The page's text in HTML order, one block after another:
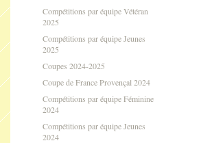
Compétitions par équipe Vétéran
2025
Compétitions par équipe Jeunes
2025
Coupes 2024-2025
Coupe de France Provençal 2024
Compétitions par équipe Féminine
2024
Compétitions par équipe Jeunes
2024